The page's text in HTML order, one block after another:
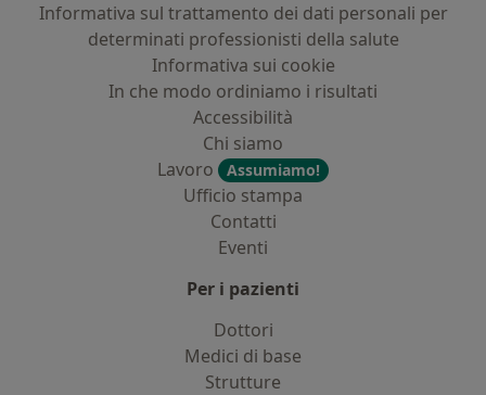
Informativa sul trattamento dei dati personali per
determinati professionisti della salute
Informativa sui cookie
In che modo ordiniamo i risultati
Accessibilità
Chi siamo
Lavoro
Assumiamo!
Ufficio stampa
Contatti
Eventi
Per i pazienti
Dottori
Medici di base
Strutture